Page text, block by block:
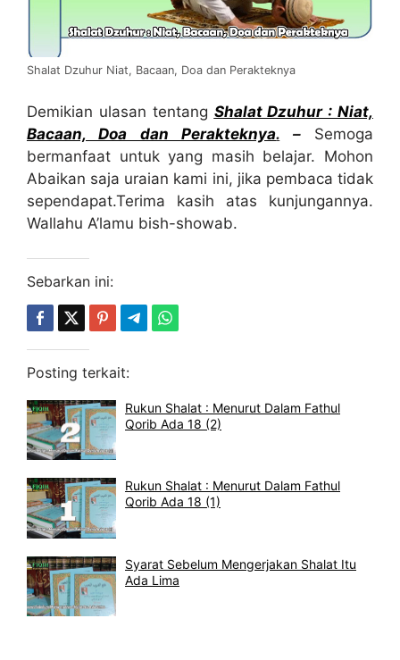
Shalat Dzuhur Niat, Bacaan, Doa dan Perakteknya
Demikian ulasan tentang Shalat Dzuhur : Niat,
Bacaan, Doa dan Perakteknya. –Semoga
bermanfaat untuk yang masih belajar. Mohon
Abaikan saja uraian kami ini, jika pembaca tidak
sependapat.Terima kasih atas kunjungannya.
Wallahu A’lamu bish-showab.
Sebarkan ini:
Posting terkait:
Rukun Shalat : Menurut Dalam Fathul
Qorib Ada 18 (2)
Rukun Shalat : Menurut Dalam Fathul
Qorib Ada 18 (1)
Syarat Sebelum Mengerjakan Shalat Itu
Ada Lima